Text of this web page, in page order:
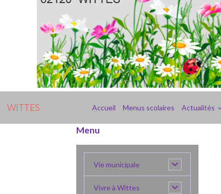
WITTES Accueil Menus scolaires Actualités
Menu
Vie municipale
Vivre à Wittes